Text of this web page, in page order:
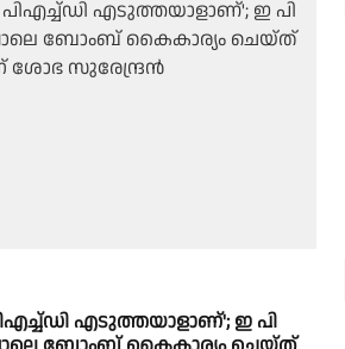
എടുത്തയാളാണ്'; ഇ പി